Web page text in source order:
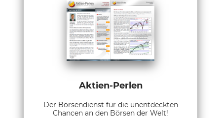
Aktien-Perlen
Der Börsendienst für die unentdeckten
Chancen an den Börsen der Welt!